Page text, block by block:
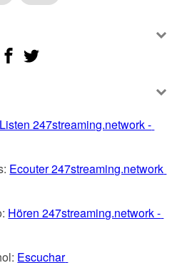
Listen 247streaming.network -
Ecouter 247streaming.network
Hören 247streaming.network -
Escuchar